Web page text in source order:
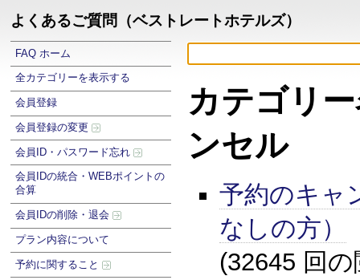
よくあるご質問（ベストレートホテルズ）
FAQ ホーム
全カテゴリーを表示する
会員登録
会員登録の変更
会員ID・パスワード忘れ
会員IDの統合・WEBポイントの
合算
会員IDの削除・退会
プラン内容について
予約に関すること
カテゴリ
ンセル
予約のキャ
なしの方）
(32645 回